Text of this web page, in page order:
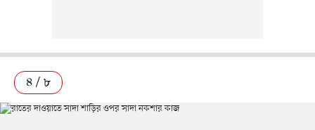
৪ / ৮